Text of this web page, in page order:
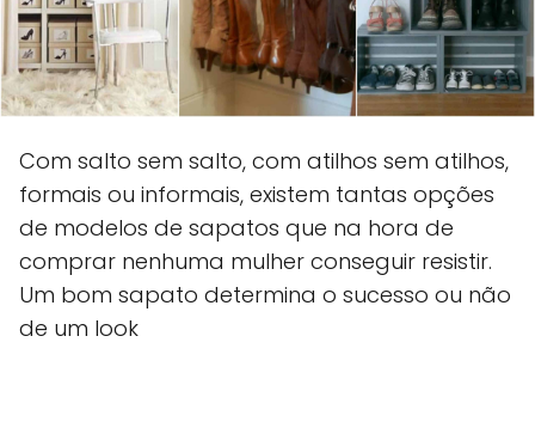
Com salto sem salto, com atilhos sem atilhos,
formais ou informais, existem tantas opções
de modelos de sapatos que na hora de
comprar nenhuma mulher conseguir resistir.
Um bom sapato determina o sucesso ou não
de um look